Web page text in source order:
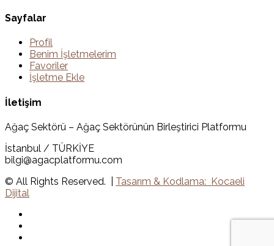
Sayfalar
Profil
Benim İşletmelerim
Favoriler
İşletme Ekle
İletişim
Ağaç Sektörü – Ağaç Sektörünün Birleştirici Platformu
İstanbul / TÜRKİYE
bilgi@agacplatformu.com
© All Rights Reserved. | Tasarım & Kodlama: Kocaeli
Dijital